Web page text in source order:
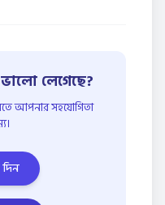
লেগেছে?
আপনার সহযোগিতা